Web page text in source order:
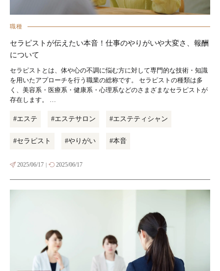
職種
セラピストが伝えたい本音！仕事のやりがいや大変さ、報酬
について
セラピストとは、体や心の不調に悩む方に対して専門的な技術・知識
を用いたアプローチを行う職業の総称です。 セラピストの種類は多
く、美容系・医療系・健康系・心理系などのさまざまなセラピストが
存在します。 …
#エステ #エステサロン #エステティシャン
#セラピスト #やりがい #本音
2025/06/17 | 2025/06/17